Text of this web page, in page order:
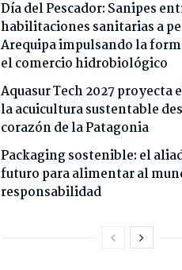
Día del Pescador: Sanipes
habilitaciones sanitarias a
Arequipa impulsando la
el comercio hidrobiológico
Aquasur Tech 2027 proyecta
la acuicultura sustentable
corazón de la Patagonia
Packaging sostenible: el
futuro para alimentar al
responsabilidad